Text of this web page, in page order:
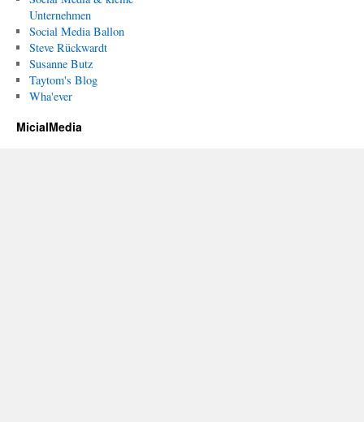
Unternehmen
Social Media Ballon
Steve Rückwardt
Susanne Butz
Taytom's Blog
Wha'ever
MicialMedia